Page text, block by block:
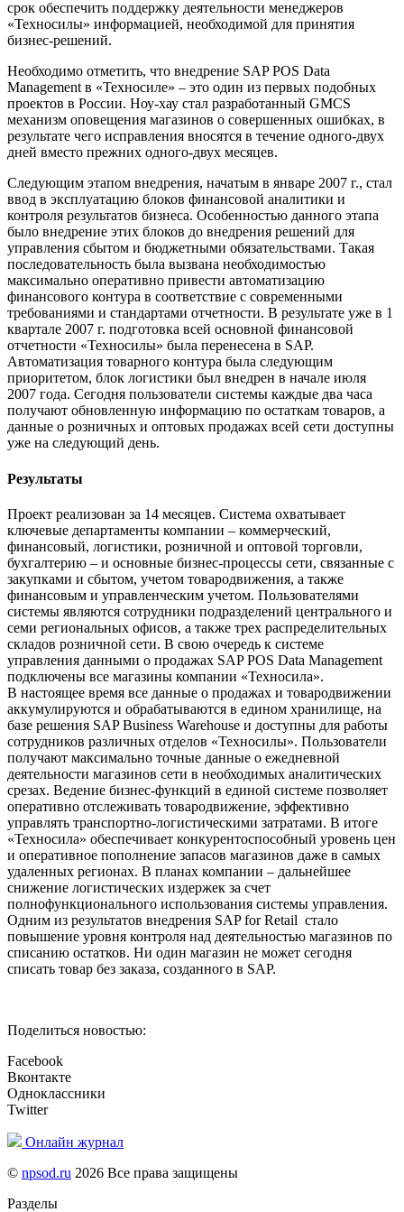
срок обеспечить поддержку деятельности менеджеров
«Техносилы» информацией, необходимой для принятия
бизнес-решений.
Необходимо отметить, что внедрение SAP POS Data
Management в «Техносиле» – это один из первых подобных
проектов в России. Ноу-хау стал разработанный GMCS
механизм оповещения магазинов о совершенных ошибках, в
результате чего исправления вносятся в течение одного-двух
дней вместо прежних одного-двух месяцев.
Следующим этапом внедрения, начатым в январе 2007 г., стал
ввод в эксплуатацию блоков финансовой аналитики и
контроля результатов бизнеса. Особенностью данного этапа
было внедрение этих блоков до внедрения решений для
управления сбытом и бюджетными обязательствами. Такая
последовательность была вызвана необходимостью
максимально оперативно привести автоматизацию
финансового контура в соответствие с современными
требованиями и стандартами отчетности. В результате уже в 1
квартале 2007 г. подготовка всей основной финансовой
отчетности «Техносилы» была перенесена в SAP.
Автоматизация товарного контура была следующим
приоритетом, блок логистики был внедрен в начале июля
2007 года. Сегодня пользователи системы каждые два часа
получают обновленную информацию по остаткам товаров, а
данные о розничных и оптовых продажах всей сети доступны
уже на следующий день.
Результаты
Проект реализован за 14 месяцев. Система охватывает
ключевые департаменты компании – коммерческий,
финансовый, логистики, розничной и оптовой торговли,
бухгалтерию – и основные бизнес-процессы сети, связанные с
закупками и сбытом, учетом товародвижения, а также
финансовым и управленческим учетом. Пользователями
системы являются сотрудники подразделений центрального и
семи региональных офисов, а также трех распределительных
складов розничной сети. В свою очередь к системе
управления данными о продажах SAP POS Data Management
подключены все магазины компании «Техносила».
В настоящее время все данные о продажах и товародвижении
аккумулируются и обрабатываются в едином хранилище, на
базе решения SAP Business Warehouse и доступны для работы
сотрудников различных отделов «Техносилы». Пользователи
получают максимально точные данные о ежедневной
деятельности магазинов сети в необходимых аналитических
срезах. Ведение бизнес-функций в единой системе позволяет
оперативно отслеживать товародвижение, эффективно
управлять транспортно-логистическими затратами. В итоге
«Техносила» обеспечивает конкурентоспособный уровень цен
и оперативное пополнение запасов магазинов даже в самых
удаленных регионах. В планах компании – дальнейшее
снижение логистических издержек за счет
полнофункционального использования системы управления.
Одним из результатов внедрения SAP for Retail стало
повышение уровня контроля над деятельностью магазинов по
списанию остатков. Ни один магазин не может сегодня
списать товар без заказа, созданного в SAP.
Поделиться новостью:
Facebook
Вконтакте
Одноклассники
Twitter
Онлайн журнал
© npsod.ru 2026 Все права защищены
Разделы